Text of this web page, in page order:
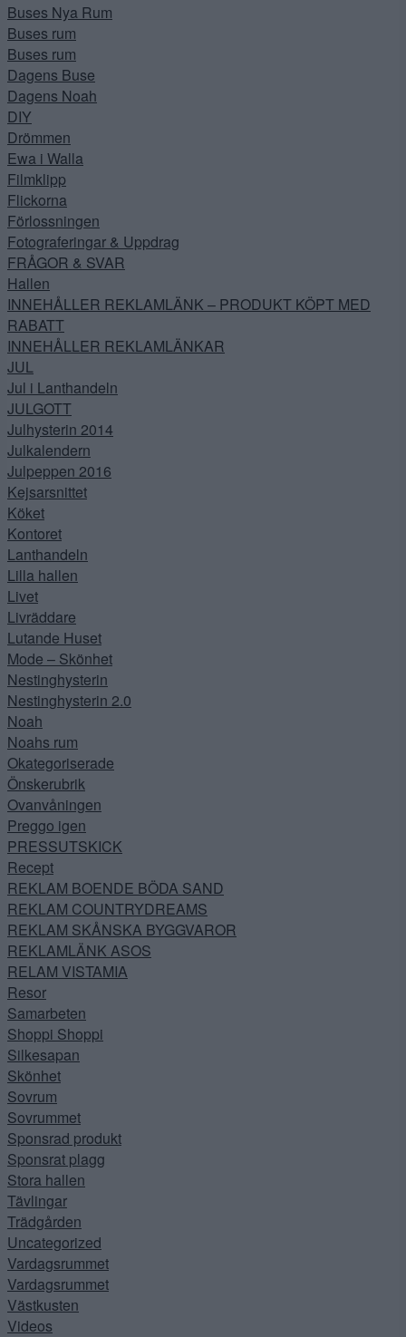
Buses Nya Rum
Buses rum
Buses rum
Dagens Buse
Dagens Noah
DIY
Drömmen
Ewa i Walla
Filmklipp
Flickorna
Förlossningen
Fotograferingar & Uppdrag
FRÅGOR & SVAR
Hallen
INNEHÅLLER REKLAMLÄNK – PRODUKT KÖPT MED
RABATT
INNEHÅLLER REKLAMLÄNKAR
JUL
Jul i Lanthandeln
JULGOTT
Julhysterin 2014
Julkalendern
Julpeppen 2016
Kejsarsnittet
Köket
Kontoret
Lanthandeln
Lilla hallen
Livet
Livräddare
Lutande Huset
Mode – Skönhet
Nestinghysterin
Nestinghysterin 2.0
Noah
Noahs rum
Okategoriserade
Önskerubrik
Ovanvåningen
Preggo igen
PRESSUTSKICK
Recept
REKLAM BOENDE BÖDA SAND
REKLAM COUNTRYDREAMS
REKLAM SKÅNSKA BYGGVAROR
REKLAMLÄNK ASOS
RELAM VISTAMIA
Resor
Samarbeten
Shoppi Shoppi
Silkesapan
Skönhet
Sovrum
Sovrummet
Sponsrad produkt
Sponsrat plagg
Stora hallen
Tävlingar
Trädgården
Uncategorized
Vardagsrummet
Vardagsrummet
Västkusten
Videos